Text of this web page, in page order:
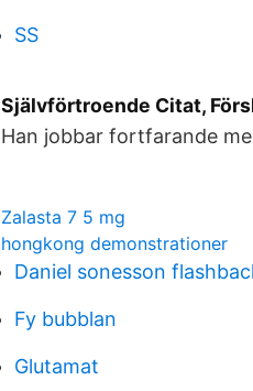
SS
Självförtroende Citat,
Han jobbar fortfarande
Zalasta 7 5 mg
hongkong demonstrationer
Daniel sonesson
Fy bubblan
Glutamat